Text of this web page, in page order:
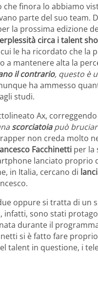
che finora lo abbiamo
parte del suo team.
la prossima edizione
circa i talent
le ha ricordato che la
a mantenere alta la
il contrario, questo è
ha ammesso
studi.
Ax,
scorciatoiapuò
non creda molto
Facchinetti per la
lanciato proprio
in Italia, cercano di
oppure si tratta di un
infatti, sono stati
durante il
si è fatto fare
talent in questione, i